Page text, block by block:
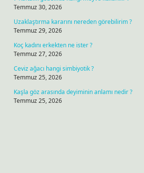
Temmuz 30, 2026
Uzaklaştırma kararını nereden görebilirim ?
Temmuz 29, 2026
Koç kadını erkekten ne ister ?
Temmuz 27, 2026
Ceviz ağacı hangi simbiyotik ?
Temmuz 25, 2026
Kaşla göz arasında deyiminin anlamı nedir ?
Temmuz 25, 2026